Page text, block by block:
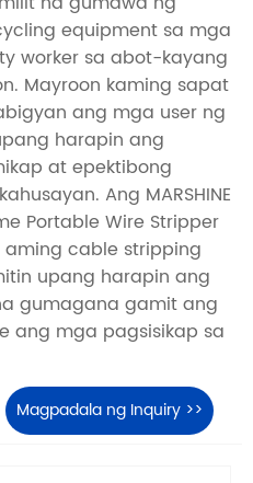
equipment sa mga
worker sa abot-kayang
Mayroon kaming sapat
ang mga user ng
harapin ang
at epektibong
Ang MARSHINE
Portable Wire Stripper
cable stripping
upang harapin ang
gumagana gamit ang
ang mga pagsisikap sa
Magpadala ng Inquiry >>